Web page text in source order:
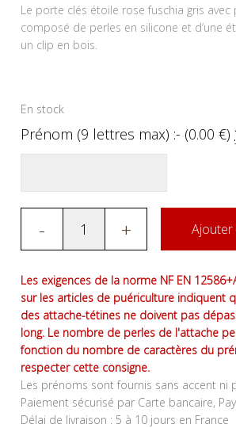
Le porte clés étoile rose fuschia gris
composé de perles en silicone et d’une
un clip en bois.
En stock
Prénom (9 lettres max) :- (0.00€)
- + Ajouter
Les exigences de la norme NF EN
sur les articles de puériculture indiquent
des attache-tétines ne doivent pas
long. Le nombre de perles de l'attache
fonction du nombre de caractères du
respecter cette consigne.
Les prénoms sont fournis sans accent ni
Paiement sécurisé par Carte bancaire,
Délai de livraison : 5 à 10 jours en France